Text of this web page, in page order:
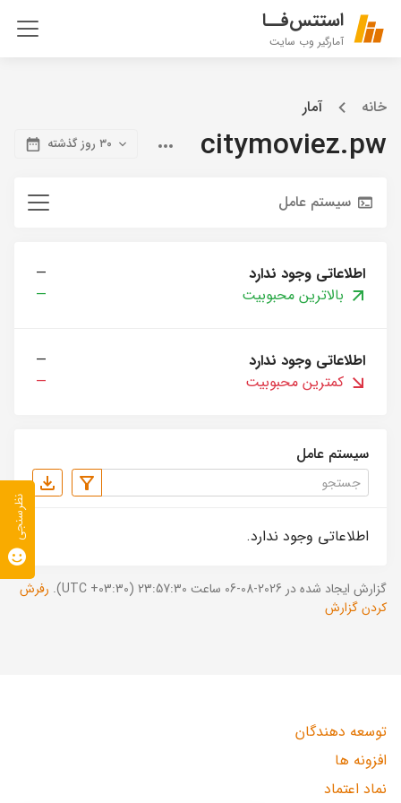
استتس‌فــا
آمارگیر وب سایت
خانه آمار
citymoviez.pw ۳۰ روز گذشته
سیستم عامل
اطلاعاتی وجود ندارد
—
بالاترین محبوبیت
—
اطلاعاتی وجود ندارد
—
کمترین محبوبیت
—
سیستم عامل
اطلاعاتی وجود ندارد.
گزارش ایجاد شده در 2026-08-06 ساعت 23:57:30 (UTC +03:30).
رفرش
کردن گزارش
توسعه دهندگان
افزونه ها
نماد اعتماد
نظرسنجی